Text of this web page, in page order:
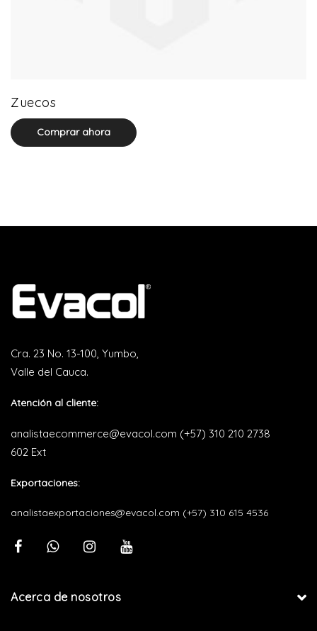
Zuecos
Comprar ahora
Cra. 23 No. 13-100, Yumbo,
Valle del Cauca.
Atención al cliente:
analistaecommerce@evacol.com (+57) 310 210 2738
602 Ext
Exportaciones:
analistaexportaciones@evacol.com (+57) 310 615 4536
Acerca de nosotros